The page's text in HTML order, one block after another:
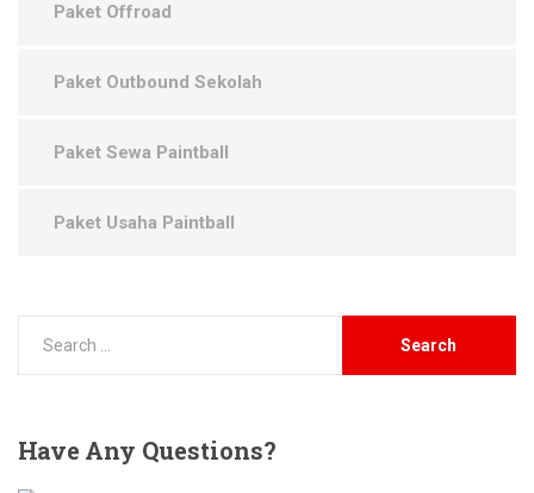
Paket Offroad
Paket Outbound Sekolah
Paket Sewa Paintball
Paket Usaha Paintball
HaveAny Questions?